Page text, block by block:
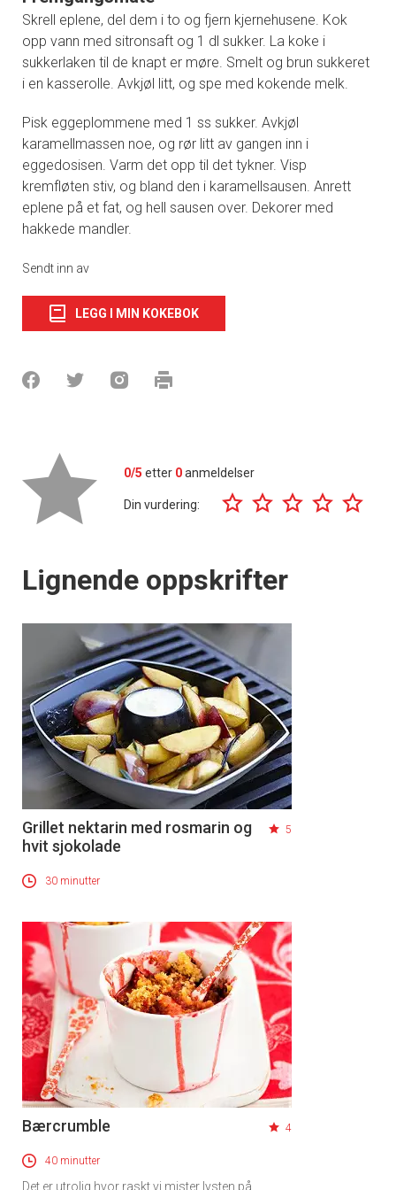
Skrell eplene, del dem i to og fjern kjernehusene. Kok
opp vann med sitronsaft og 1 dl sukker. La koke i
sukkerlaken til de knapt er møre. Smelt og brun sukkeret
i en kasserolle. Avkjøl litt, og spe med kokende melk.
Pisk eggeplommene med 1 ss sukker. Avkjøl
karamellmassen noe, og rør litt av gangen inn i
eggedosisen. Varm det opp til det tykner. Visp
kremfløten stiv, og bland den i karamellsausen. Anrett
eplene på et fat, og hell sausen over. Dekorer med
hakkede mandler.
Sendt inn av
LEGG I MIN KOKEBOK
0/5 etter 0anmeldelser
Din vurdering:
Lignende oppskrifter
Grillet nektarin med rosmarin og
hvit sjokolade
5
30 minutter
Bærcrumble 4
40 minutter
Det er utrolig hvor raskt vi mister lysten på